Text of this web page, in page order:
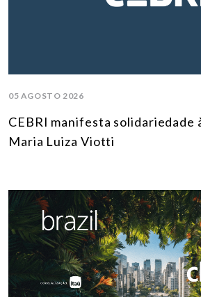
05 AGOSTO 2026
CEBRI manifesta solidariedade
Maria Luiza Viotti